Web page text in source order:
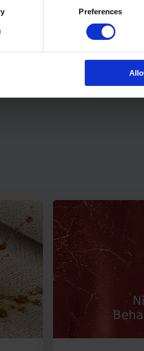
Preferences